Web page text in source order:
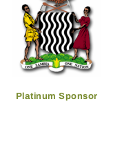
Platinum Sponsor